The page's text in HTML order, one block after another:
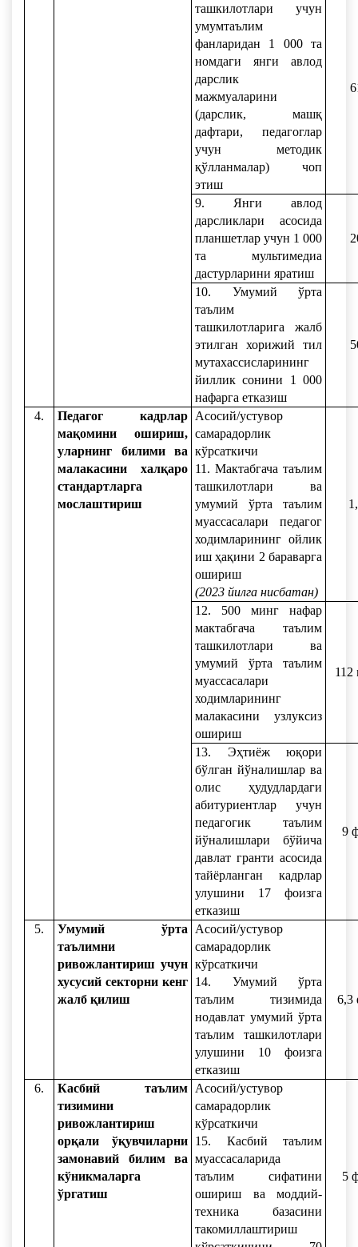
ташкилотлари учун
умумтаълим
фанларидан 1 000 та
номдаги янги авлод
дарслик
мажмуаларини
(дарслик, машқ
дафтари, педагоглар
учун методик
қўлланмалар) чоп
этиш
9. Янги авлод
дарсликлари асосида
планшетлар учун 1 000
та мультимедиа
дастурларини яратиш
10. Умумий ўрта
таълим
ташкилотларига жалб
этилган хорижий тил
мутахассисларининг
йиллик сонини 1 000
нафарга етказиш
4.
Педагог кадрлар
мақомини ошириш,
уларнинг билими ва
малакасини халқаро
стандартларга
мослаштириш
Асосий/устувор
самарадорлик
кўрсаткичи
11. Мактабгача таълим
ташкилотлари ва
умумий ўрта таълим
муассасалари педагог
ходимларининг ойлик
иш ҳақини 2 бараварга
ошириш
(2023 йилга нисбатан)
12. 500 минг нафар
мактабгача таълим
ташкилотлари ва
умумий ўрта таълим
муассасалари
ходимларининг
малакасини узлуксиз
ошириш
112
13. Эҳтиёж юқори
бўлган йўналишлар ва
олис ҳудудлардаги
абитуриентлар учун
педагогик таълим
йўналишлари бўйича
давлат гранти асосида
тайёрланган кадрлар
улушини 17 фоизга
етказиш
9
5.
Умумий ўрта
таълимни
ривожлантириш учун
хусусий секторни кенг
жалб қилиш
Асосий/устувор
самарадорлик
кўрсаткичи
14. Умумий ўрта
таълим тизимида
нодавлат умумий ўрта
таълим ташкилотлари
улушини 10 фоизга
етказиш
6,3
6.
Касбий таълим
тизимини
ривожлантириш
орқали ўқувчиларни
замонавий билим ва
кўникмаларга
ўргатиш
Асосий/устувор
самарадорлик
кўрсаткичи
15. Касбий таълим
муассасаларида
таълим сифатини
ошириш ва моддий-
техника базасини
такомиллаштириш
5